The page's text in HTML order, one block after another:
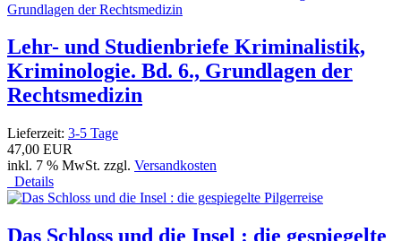
Lehr- und Studienbriefe Kriminalistik,
Kriminologie. Bd. 6., Grundlagen der
Rechtsmedizin
Lieferzeit: 3-5 Tage
47,00 EUR
inkl. 7 % MwSt. zzgl. Versandkosten
Details
Das Schloss und die Insel : die gespiegelte